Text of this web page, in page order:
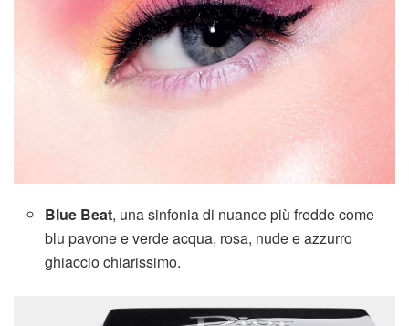
Blue Beat, una sinfonia di nuance più fredde come
blu pavone e verde acqua, rosa, nude e azzurro
ghiaccio chiarissimo.